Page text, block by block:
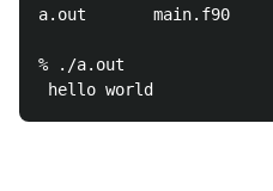
a.out		main.f90		main.o
% ./a.out